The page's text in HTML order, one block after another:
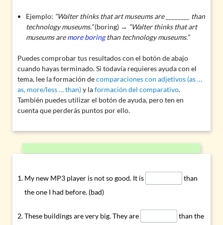
Ejemplo: “Walter thinks that art museums are ________ than
technology museums.”(boring) → “Walter thinks that art
museums aremore boringthan technology museums.”
Puedes comprobar tus resultados con el botón de abajo
cuando hayas terminado. Si todavía requieres ayuda con el
tema, lee la formación decomparaciones con adjetivos (as …
as, more/less … than)y laformación del comparativo.
También puedes utilizar el botón de ayuda, pero ten en
cuenta que perderás puntos por ello.
My new MP3 player is not so good. It is
than
the one I had before. (bad)
These buildings are very big. They are
than the